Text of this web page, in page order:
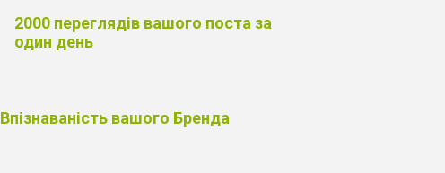
2000 переглядів вашого поста за
один день
Впізнаваність вашого Бренда